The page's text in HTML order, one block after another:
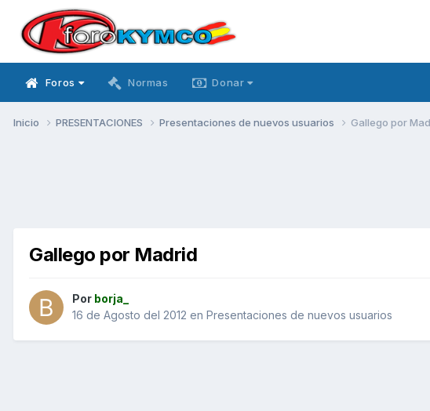
Foros Normas Donar
Inicio PRESENTACIONES Presentaciones de nuevos usuarios Gallego por
Gallego por Madrid
Por borja_
16 de Agosto del 2012 en Presentaciones de nuevos usuarios